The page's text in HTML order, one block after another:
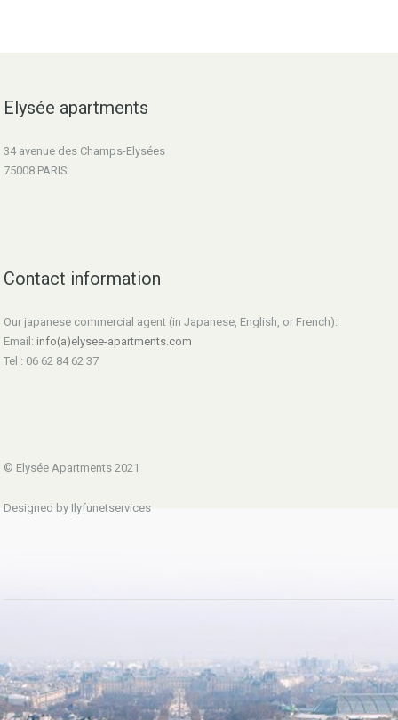
Elysée apartments
34 avenue des Champs-Elysées
75008 PARIS
Contact information
Our japanese commercial agent (in Japanese, English, or French):
Email: info(a)elysee-apartments.com
Tel : 06 62 84 62 37
© Elysée Apartments 2021
Designed by Ilyfunetservices